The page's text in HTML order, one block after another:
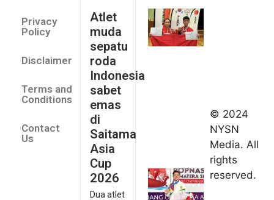
Privacy
Policy
Disclaimer
Terms and
Conditions
Contact
Us
Atlet
muda
sepatu
roda
Indonesia
sabet
emas
di
Saitama
Asia
Cup
2026
Dua atlet
2026
Indonesia
kirim tiga
lifter
muda ke
Kejuaraan
© 2024
NYSN
Media. All
rights
reserved.